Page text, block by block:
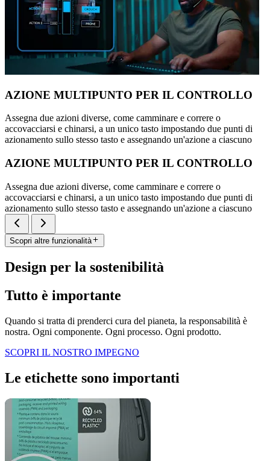
AZIONE MULTIPUNTO PER IL CONTROLLO
Assegna due azioni diverse, come camminare e correre o
accovacciarsi e chinarsi, a un unico tasto impostando due punti di
azionamento sullo stesso tasto e assegnando un'azione a ciascuno
AZIONE MULTIPUNTO PER IL CONTROLLO
Assegna due azioni diverse, come camminare e correre o
accovacciarsi e chinarsi, a un unico tasto impostando due punti di
azionamento sullo stesso tasto e assegnando un'azione a ciascuno
Scopri altre funzionalità
Design per la sostenibilità
Tutto è importante
Quando si tratta di prenderci cura del pianeta, la responsabilità è
nostra. Ogni componente. Ogni processo. Ogni prodotto.
SCOPRI IL NOSTRO IMPEGNO
Le etichette sono importanti